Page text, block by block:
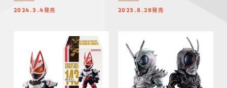
2024.3.4発売 2023.8.28発売